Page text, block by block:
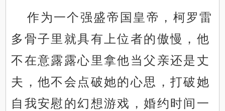
作为一个强盛帝国皇帝，柯罗雷
多骨子里就具有上位者的傲慢，他
不在意露露心里拿他当父亲还是丈
夫，他不会点破她的心思，打破她
自我安慰的幻想游戏，婚约时间一